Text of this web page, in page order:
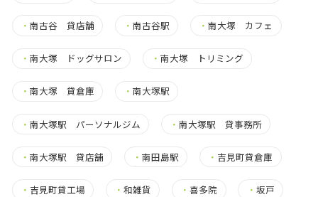
・ 南古谷 貸店舗 ・南古谷駅 ・南大塚 カフェ
・ 南大塚 ドッグサロン ・南大塚 トリミング
・ 南大塚 貸倉庫 ・南大塚駅
・ 南大塚駅 パーソナルジム ・南大塚駅 貸事務所
・ 南大塚駅 貸店舗 ・南田島駅 ・ 吉見町貸倉庫
・ 吉見町貸工場 ・和雑貨 ・喜多院 ・ 坂戸